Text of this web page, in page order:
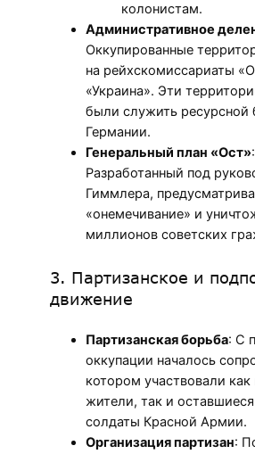
колонистам.
Административное
Оккупированные
на рейхскомиссариаты
«Украина». Эти
были служить ресурсной
Германии.
Генеральный план «Ост»:
Разработанный под
Гиммлера,
«онемечивание» и
миллионов советских
3. Партизанское и
движение
Партизанская борьба: С
оккупации началось
котором участвовали
жители, так и
солдаты Красной Армии.
Организация партизан: